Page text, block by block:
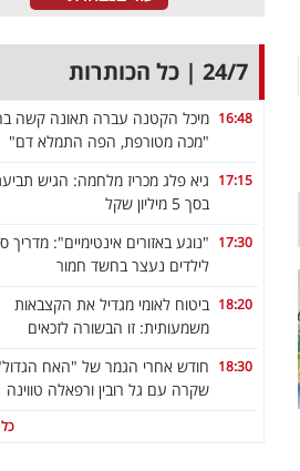
24/7 | כל הכותרות
16:48 מיכל הקטנה עברה תאונה קשה
"מכה מטורפת, הפה התמלא דם"
17:15 גיא פלג מכריז מלחמה: הגיש
בסך 5 מיליון שקל
17:30 "נוגע באזורים אינטימיים": מדריך
לילדים נעצר בחשד חמור
18:20 ביטוח לאומי מגדיל את הקצבאות
משמעותית: זו הבשורה לזכאים
18:30 חודש אחרי הגמר של "האח
שקרה עם גל רובין ורפאלה טווינה